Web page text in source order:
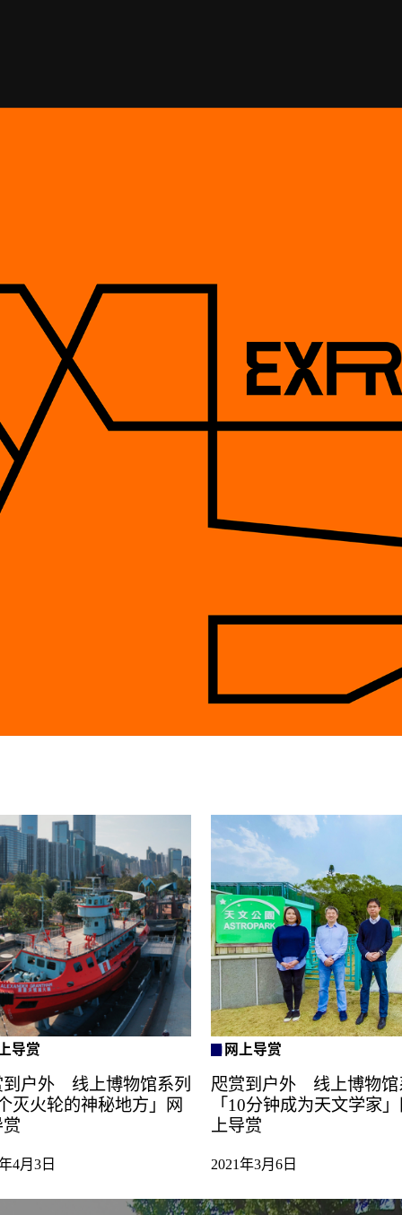
导赏
到户外 线上博物馆系列
灭火轮的神秘地方」网
4月3日
网上导赏
咫赏到户外 线上博物馆
「10分钟成为天文学家
上导赏
2021年3月6日